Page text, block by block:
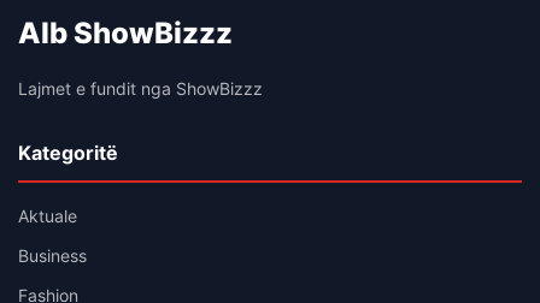
Alb ShowBizzz
Lajmet e fundit nga ShowBizzz
Kategoritë
Aktuale
Business
Fashion